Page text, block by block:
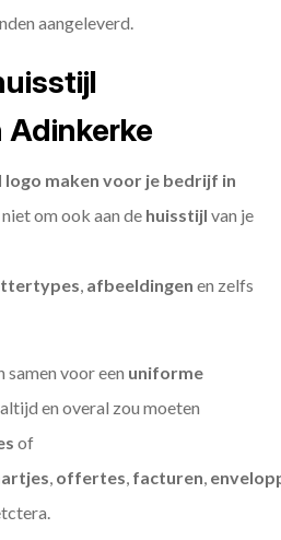
aangeleverd.
maken voor je bedrijf in
om ook aan de huisstijl van je
, afbeeldingen en zelfs
samen voor een uniforme
en overal zou moeten
of
, offertes, facturen,